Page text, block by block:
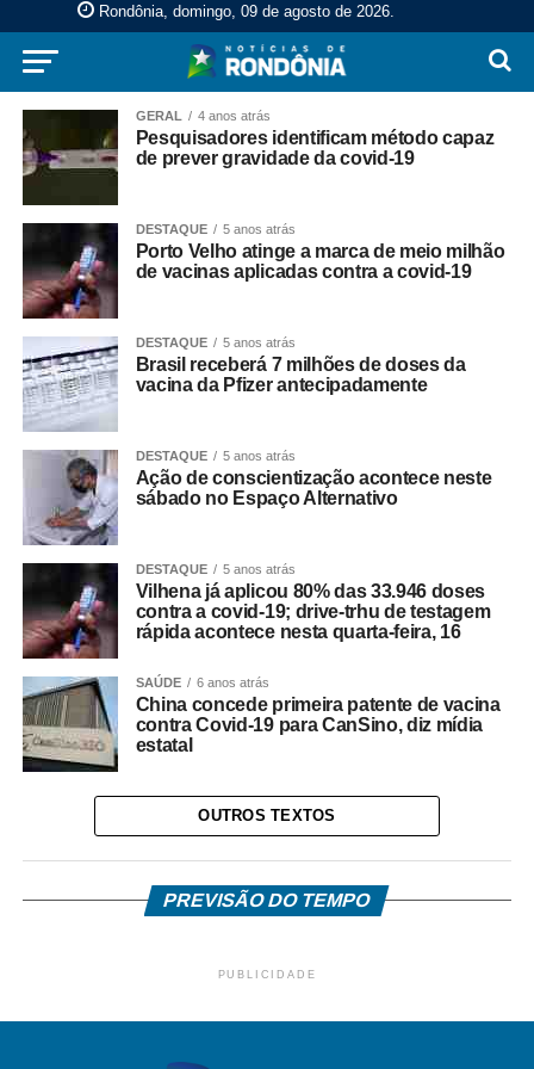
Rondônia, domingo, 09 de agosto de 2026.
GERAL 4 anos atrás
Pesquisadores identificam método capaz
de prever gravidade da covid-19
DESTAQUE 5 anos atrás
Porto Velho atinge a marca de meio milhão
de vacinas aplicadas contra a covid-19
DESTAQUE 5 anos atrás
Brasil receberá 7 milhões de doses da
vacina da Pfizer antecipadamente
DESTAQUE 5 anos atrás
Ação de conscientização acontece neste
sábado no Espaço Alternativo
DESTAQUE 5 anos atrás
Vilhena já aplicou 80% das 33.946 doses
contra a covid-19; drive-trhu de testagem
rápida acontece nesta quarta-feira, 16
SAÚDE 6 anos atrás
China concede primeira patente de vacina
contra Covid-19 para CanSino, diz mídia
estatal
OUTROS TEXTOS
PREVISÃO DO TEMPO
PUBLICIDADE